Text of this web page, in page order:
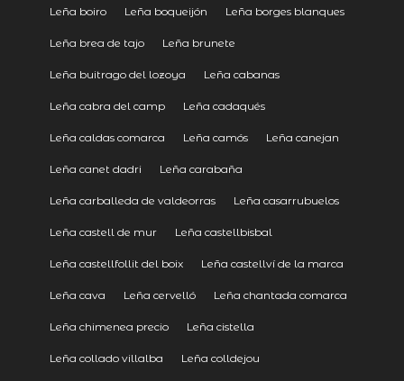
Leña boiro Leña boqueijón Leña borges blanques
Leña brea de tajo Leña brunete
Leña buitrago del lozoya Leña cabanas
Leña cabra del camp Leña cadaqués
Leña caldas comarca Leña camós Leña canejan
Leña canet dadri Leña carabaña
Leña carballeda de valdeorras Leña casarrubuelos
Leña castell de mur Leña castellbisbal
Leña castellfollit del boix Leña castellví de la marca
Leña cava Leña cervelló Leña chantada comarca
Leña chimenea precio Leña cistella
Leña collado villalba Leña colldejou